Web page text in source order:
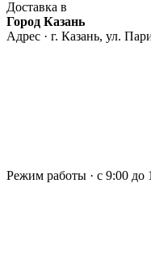
Доставка в
Город Казань
Адрес · г. Казань, ул.
Режим работы · с 9:00 до